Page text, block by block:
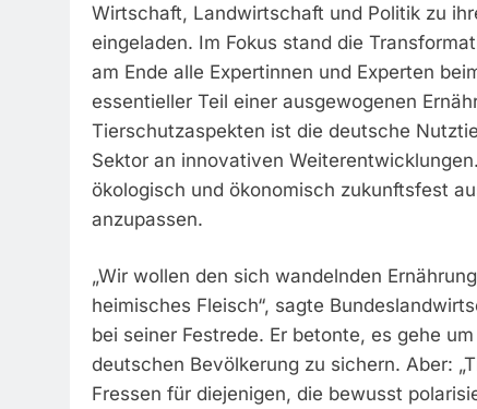
Wirtschaft, Landwirtschaft und Politik zu
eingeladen. Im Fokus stand die
am Ende alle Expertinnen und Experten
essentieller Teil einer ausgewogenen
Tierschutzaspekten ist die deutsche
Sektor an innovativen
ökologisch und ökonomisch zukunftsfest
anzupassen.
„Wir wollen den sich wandelnden
heimisches Fleisch“, sagte
bei seiner Festrede. Er betonte, es gehe
deutschen Bevölkerung zu sichern. Aber:
Fressen für diejenigen, die bewusst